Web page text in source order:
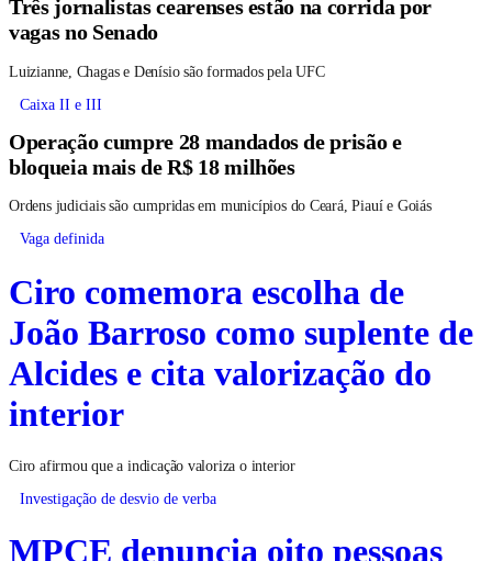
vagas no Senado
Luizianne, Chagas e Denísio são formados pela UFC
Caixa II e III
Operação cumpre 28 mandados de prisão e
bloqueia mais de R$ 18 milhões
Ordens judiciais são cumpridas em municípios do Ceará, Piauí e Goiás
Vaga definida
Ciro comemora escolha de
João Barroso como suplente de
Alcides e cita valorização do
interior
Ciro afirmou que a indicação valoriza o interior
Investigação de desvio de verba
MPCE denuncia oito pessoas